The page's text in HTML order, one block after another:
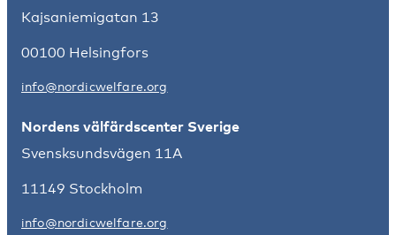
Kajsaniemigatan 13
00100 Helsingfors
info@nordicwelfare.org
Nordens välfärdscenter Sverige
Svensksundsvägen 11A
11149 Stockholm
info@nordicwelfare.org